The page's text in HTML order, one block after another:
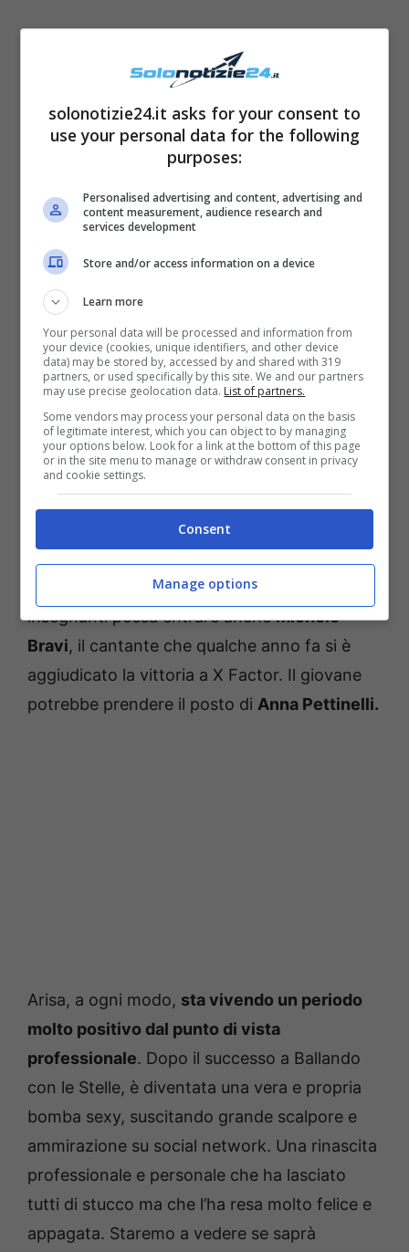
Fonte: Instagram
Oltre alla talentuosa cantante, ritroveremo
diversi altri professori tra cui
Rudy Zerbi
eterno braccio destro della conduttrice Maria
De Filippi, Lorella Cuccarinie la storica
Alessandra Celentano. La Cuccarini ha
voluto tornare nel programma con molta
convinzione, e per questo è pronta a mettere
da parte per qualche tempo i suoi impegni
teatrali. Nella nuova edizione dovrebbe
mormora, inoltre, che nel cast degli
insegnanti possa entrare ancheMichele
Bravi, il cantante che qualche anno fa si è
aggiudicato la vittoria a X Factor. Il giovane
potrebbe prendere il posto di Anna Pettinelli.
Arisa, a ogni modo, sta vivendo un periodo
molto positivo dal punto di vista
professionale. Dopo il successo a Ballando
con le Stelle, è diventata una vera e propria
bomba sexy, suscitando grande scalpore e
ammirazione su social network. Una rinascita
professionale e personale che ha lasciato
tutti di stucco ma che l’ha resa molto felice e
appagata. Staremo a vedere se saprà
solonotizie24.it asks for your consent to
use your personal data for the following
purposes:
Personalised advertising and content, advertising and
content measurement, audience research and
services development
Store and/or access information on a device
Learn more
Your personal data will be processed and information from
your device (cookies, unique identifiers, and other device
data) may be stored by, accessed by and shared with 319
partners, or used specifically by this site. We and our partners
may use precise geolocation data. List of partners.
Some vendors may process your personal data on the basis
of legitimate interest, which you can object to by managing
your options below. Look for a link at the bottom of this page
or in the site menu to manage or withdraw consent in privacy
and cookie settings.
Consent
Manage options